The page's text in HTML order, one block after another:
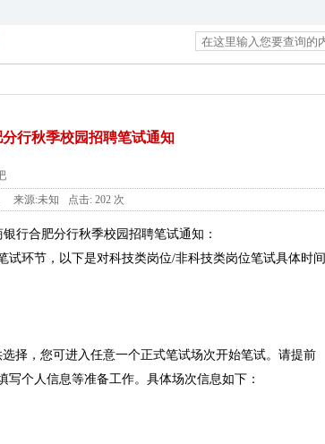
行秋季校园招聘笔试通知
来源:未知 点击: 202 次
银行合肥分行秋季校园招聘笔试通知 ：
试环节，以下是对科技类岗位/非科技类岗位笔试具体时间
择，您可进入任意一个正式笔试场次开始笔试。请提前
个人信息等准备工作。具体场次信息如下：